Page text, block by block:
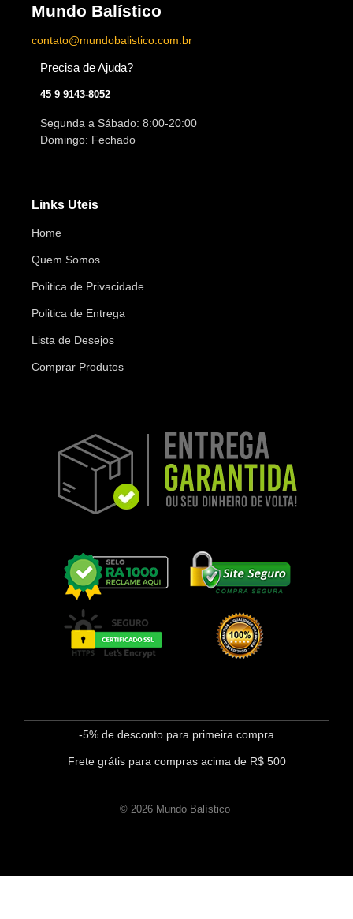
Mundo Balístico
contato@mundobalistico.com.br
Precisa de Ajuda?
45 9 9143-8052
Segunda a Sábado: 8:00-20:00
Domingo: Fechado
Links Uteis
Home
Quem Somos
Politica de Privacidade
Politica de Entrega
Lista de Desejos
Comprar Produtos
-5% de desconto para primeira compra
Frete grátis para compras acima de R$ 500
© 2026 Mundo Balístico